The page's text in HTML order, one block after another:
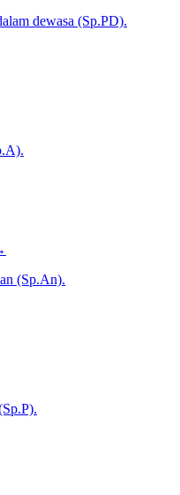
dewasa (Sp.PD).
(Sp.An).